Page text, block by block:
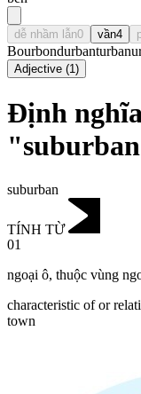
dễ nhầm lẫn0 vần4
Bourbondurbanturban
Adjective (1)
Định
suburban
TÍNH TỪ
01
ngoại ô, thuộc vùng
characteristic of or
town